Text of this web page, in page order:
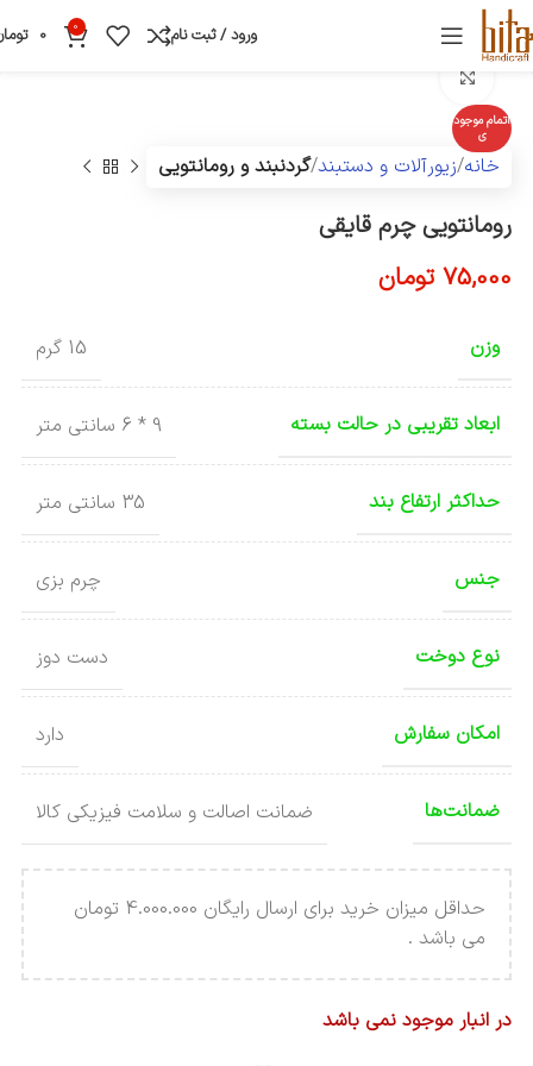
ورود / ثبت نام 0
0
اتمام موجود
ی
خانه زیورآلات و دستبند گردنبند و رومانتویی
رومانتویی چرم قایقی
75,000 تومان
وزن 15 گرم
ابعاد تقریبی در حالت بسته 9 * 6 سانتی متر
حداکثر ارتفاع بند 35 سانتی متر
جنس چرم بزی
نوع دوخت دست دوز
امکان سفارش دارد
ضمانت‌ها ضمانت اصالت و سلامت فیزیکی کالا
حداقل میزان خرید برای ارسال رایگان 4.000.000 تومان
می باشد .
در انبار موجود نمی باشد